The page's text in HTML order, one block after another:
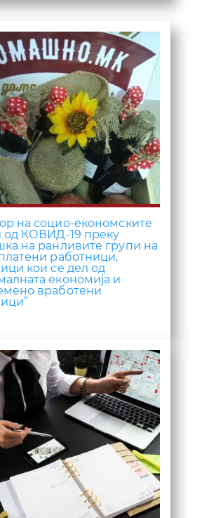
на социо-економските
од КОВИД-19 преку
на ранливите групи на
работници,
кои се дел од
економија и
вработени